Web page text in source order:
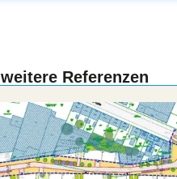
weitere Referenzen